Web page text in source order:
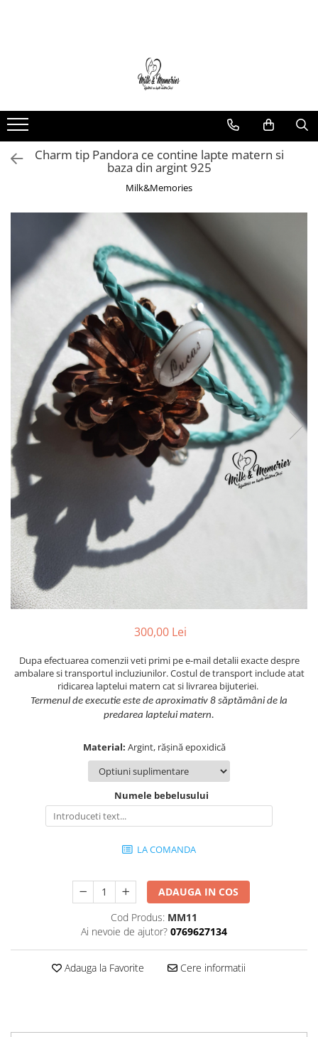
Brățări argint
Brățări șnur
Charm-uri
Cercei argint
Inele aur
Inele argint
Pandantive
Pandantive aur
Pandantive argint
Vouchere Cadou
Seturi bijuterii
Seturi din argint
Seturi din aur
Charm tip Pandora ce contine lapte matern si
baza din argint 925
Milk&Memories
300,00 Lei
Dupa efectuarea comenzii veti primi pe e-mail detalii exacte despre
ambalare si transportul incluziunilor. Costul de transport include atat
ridicarea laptelui matern cat si livrarea bijuteriei.
Termenul de executie este de aproximativ 8 săptămâni de la
predarea laptelui matern.
Material: Argint, rășină epoxidică
Numele bebelusului
LA COMANDA
ADAUGA IN COS
Cod Produs: MM11
Ai nevoie de ajutor? 0769627134
Adauga la Favorite Cere informatii